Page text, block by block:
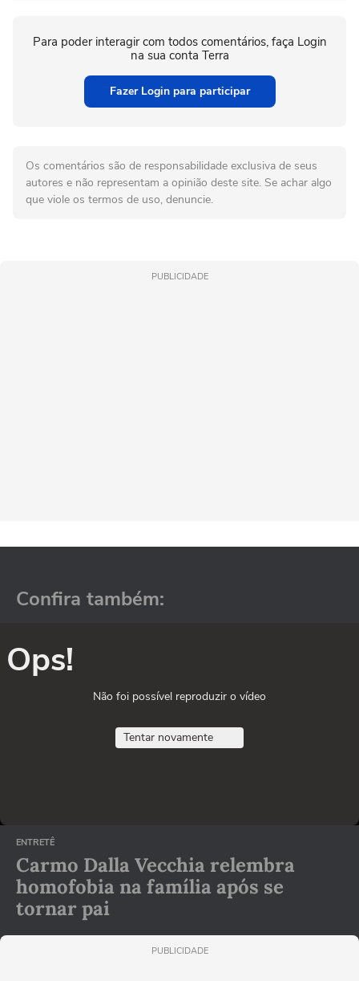
Para poder interagir com todos comentários, faça Login
na sua conta Terra
Fazer Login para participar
Os comentários são de responsabilidade exclusiva de seus
autores e não representam a opinião deste site. Se achar algo
que viole os termos de uso, denuncie.
PUBLICIDADE
Confira também:
Ops!
Não foi possível reproduzir o vídeo
Tentar novamente
ENTRETÊ
Carmo Dalla Vecchia relembra
homofobia na família após se
tornar pai
PUBLICIDADE